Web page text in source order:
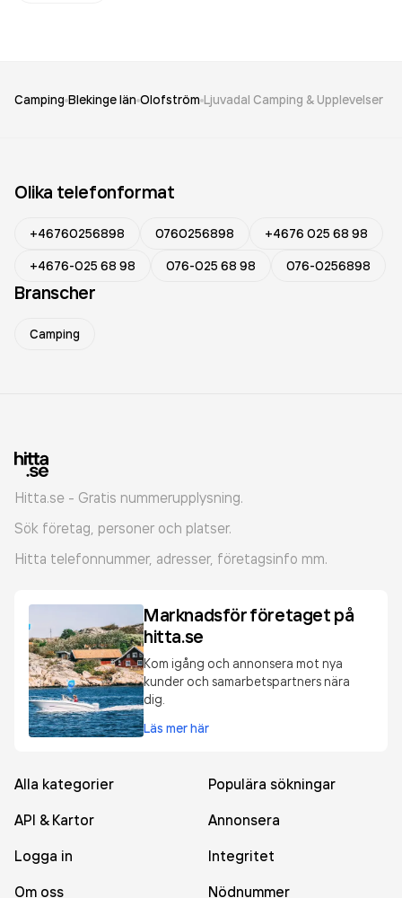
Camping Blekinge län Olofström Ljuvadal Camping & Upplevelser
Olika telefonformat
+46760256898 0760256898
+4676 025 68 98
+4676-025 68 98
076-025 68 98 076-0256898
Branscher
Camping
Hitta.se - Gratis nummerupplysning.
Sök företag, personer och platser.
Hitta telefonnummer, adresser, företagsinfo mm.
Marknadsför företaget på
hitta.se
Kom igång och annonsera mot nya
kunder och samarbetspartners nära
dig.
Läs mer här
Alla kategorier
Populära sökningar
API & Kartor
Annonsera
Logga in
Integritet
Om oss
Nödnummer